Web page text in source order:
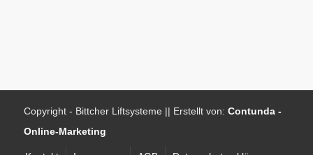
Copyright - Bittcher Liftsysteme || Erstellt von: Contunda -
Online-Marketing